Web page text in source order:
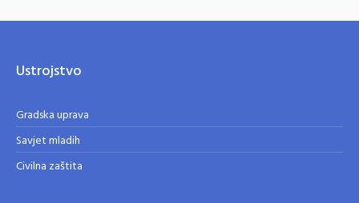
Ustrojstvo
Gradska uprava
Savjet mladih
Civilna zaštita